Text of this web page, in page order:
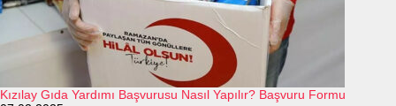
Kızılay Gıda Yardımı Başvurusu Nasıl Yapılır? Başvuru Formu